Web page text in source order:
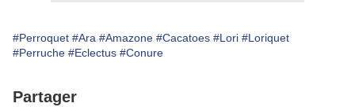
#Perroquet #Ara #Amazone #Cacatoes #Lori #Loriquet
#Perruche #Eclectus #Conure
Partager